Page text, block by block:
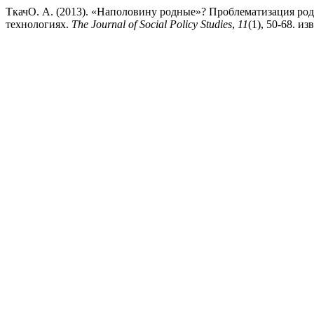
ТкачО. А. (2013). «Наполовину родные»? Проблематизация
технологиях. The Journal of Social Policy Studies, 11(1), 50-68.